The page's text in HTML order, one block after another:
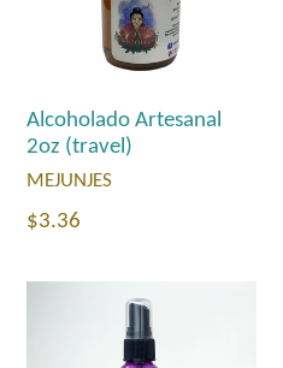
Alcoholado Artesanal
2oz (travel)
MEJUNJES
Precio
$3.36